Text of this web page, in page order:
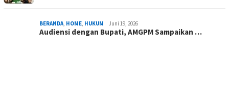
BERANDA, HOME, HUKUM Juni 19, 2026
Audiensi dengan Bupati, AMGPM Sampaikan …